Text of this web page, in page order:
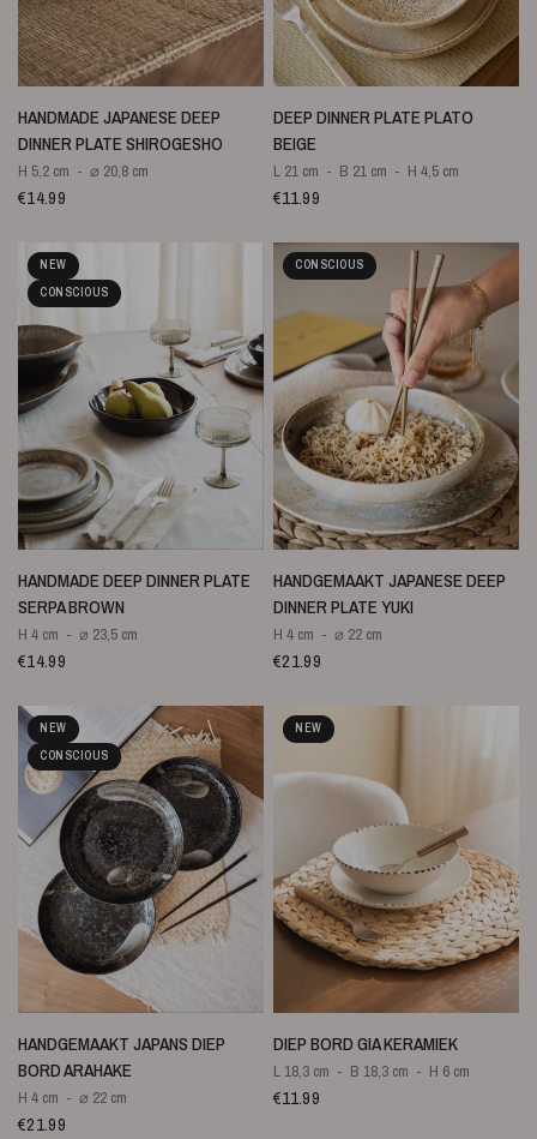
SNELLE WEERGAVE
HANDMADE JAPANESE DEEP
DINNER PLATE SHIROGESHO
H 5,2 cm ⌀ 20,8 cm
€14.99
SNELLE WEERGAVE
DEEP DINNER PLATE PLATO
BEIGE
L 21 cm B 21 cm H 4,5 cm
€11.99
NEW
CONSCIOUS
SNELLE WEERGAVE
HANDMADE DEEP DINNER PLATE
SERPA BROWN
H 4 cm ⌀ 23,5 cm
€14.99
CONSCIOUS
SNELLE WEERGAVE
HANDGEMAAKT JAPANESE DEEP
DINNER PLATE YUKI
H 4 cm ⌀ 22 cm
€21.99
NEW
CONSCIOUS
SNELLE WEERGAVE
HANDGEMAAKT JAPANS DIEP
BORD ARAHAKE
H 4 cm ⌀ 22 cm
€21.99
NEW
SNELLE WEERGAVE
DIEP BORD GIA KERAMIEK
L 18,3 cm B 18,3 cm H 6 cm
€11.99